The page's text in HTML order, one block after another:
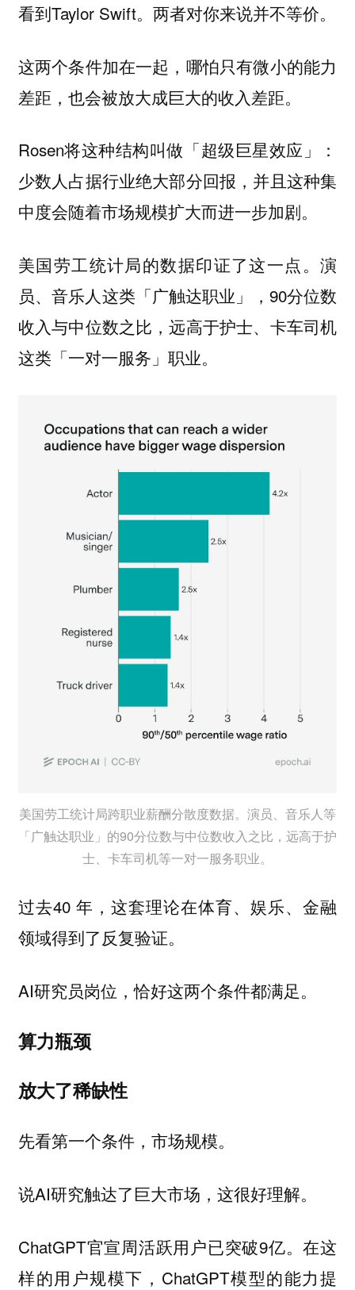
看到Taylor Swift。两者对你来说并不等价。
这两个条件加在一起，哪怕只有微小的能力
差距，也会被放大成巨大的收入差距。
Rosen将这种结构叫做「超级巨星效应」：
少数人占据行业绝大部分回报，并且这种集
中度会随着市场规模扩大而进一步加剧。
美国劳工统计局的数据印证了这一点。演
员、音乐人这类「广触达职业」，90分位数
收入与中位数之比，远高于护士、卡车司机
这类「一对一服务」职业。
美国劳工统计局跨职业薪酬分散度数据。演员、音乐人等
「广触达职业」的90分位数与中位数收入之比，远高于护
士、卡车司机等一对一服务职业。
过去40 年，这套理论在体育、娱乐、金融
领域得到了反复验证。
AI研究员岗位，恰好这两个条件都满足。
算力瓶颈
放大了稀缺性
先看第一个条件，市场规模。
说AI研究触达了巨大市场，这很好理解。
ChatGPT官宣周活跃用户已突破9亿。在这
样的用户规模下，ChatGPT模型的能力提